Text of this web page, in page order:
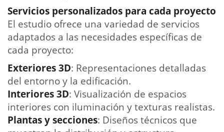
Servicios personalizados para cada proyecto
El estudio ofrece una variedad de servicios
adaptados a las necesidades específicas de
cada proyecto:
Exteriores 3D: Representaciones detalladas
del entorno y la edificación.
Interiores 3D: Visualización de espacios
interiores con iluminación y texturas realistas.
Plantas y secciones: Diseños técnicos que